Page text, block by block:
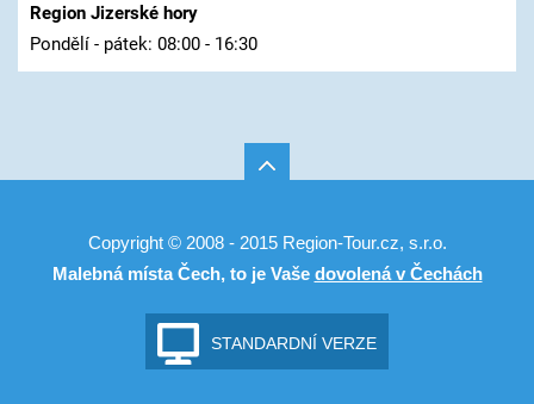
Region Jizerské hory
Pondělí - pátek: 08:00 - 16:30
Copyright © 2008 - 2015 Region-Tour.cz, s.r.o.
Malebná místa Čech, to je Vaše dovolená v Čechách
STANDARDNÍ VERZE